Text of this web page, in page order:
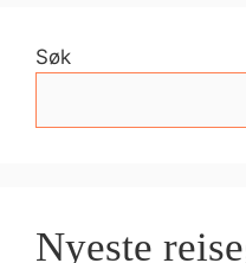
Søk
Nyeste